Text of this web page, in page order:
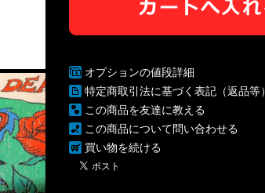
オプションの値段詳細
特定商取引法に基づく表記（返品等）
この商品を友達に教える
この商品について問い合わせる
買い物を続ける